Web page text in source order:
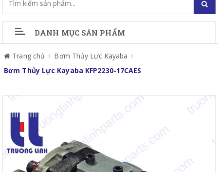
DANH MỤC SẢN PHẨM
Trang chủ
Bơm Thủy Lực Kayaba
Bơm Thủy Lực Kayaba KFP2230-17CAES